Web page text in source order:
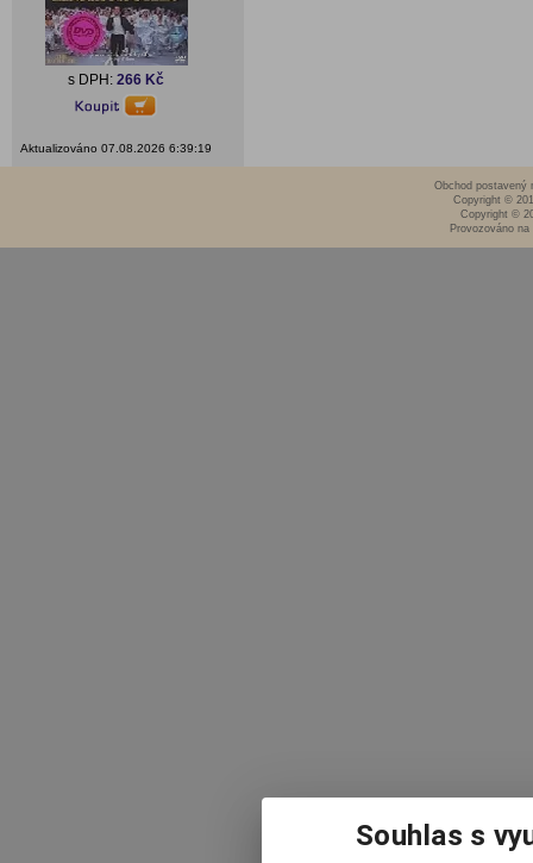
s DPH: 266 Kč
Aktualizováno 07.08.2026 6:39:19
Obchod postavený
Copyright ©
Copyright ©
Provozováno
Souhlas s